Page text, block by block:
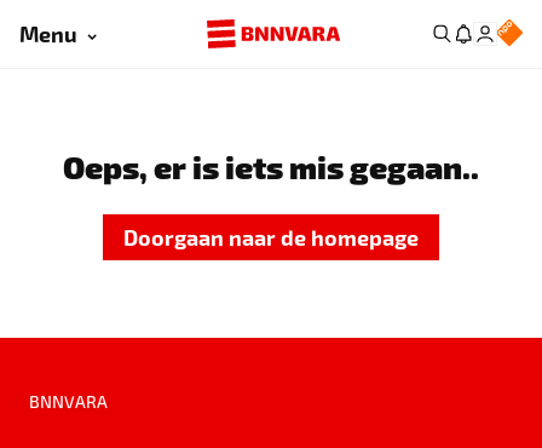
Menu
Oeps, er is iets mis gegaan..
Doorgaan naar de homepage
BNNVARA